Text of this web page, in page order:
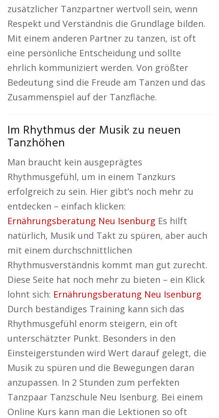
zusätzlicher Tanzpartner wertvoll sein, wenn
Respekt und Verständnis die Grundlage bilden.
Mit einem anderen Partner zu tanzen, ist oft
eine persönliche Entscheidung und sollte
ehrlich kommuniziert werden. Von größter
Bedeutung sind die Freude am Tanzen und das
Zusammenspiel auf der Tanzfläche.
Im Rhythmus der Musik zu neuen
Tanzhöhen
Man braucht kein ausgeprägtes
Rhythmusgefühl, um in einem Tanzkurs
erfolgreich zu sein. Hier gibt’s noch mehr zu
entdecken – einfach klicken:
Ernährungsberatung Neu Isenburg Es hilft
natürlich, Musik und Takt zu spüren, aber auch
mit einem durchschnittlichen
Rhythmusverständnis kommt man gut zurecht.
Diese Seite hat noch mehr zu bieten – ein Klick
lohnt sich: Ernährungsberatung Neu Isenburg
Durch beständiges Training kann sich das
Rhythmusgefühl enorm steigern, ein oft
unterschätzter Punkt. Besonders in den
Einsteigerstunden wird Wert darauf gelegt, die
Musik zu spüren und die Bewegungen daran
anzupassen. In 2 Stunden zum perfekten
Tanzpaar Tanzschule Neu Isenburg. Bei einem
Online Kurs kann man die Lektionen so oft